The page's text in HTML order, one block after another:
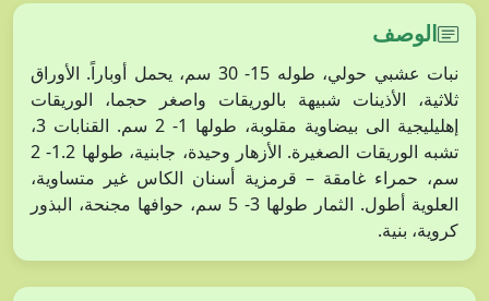
الوصف
نبات عشبي حولي، طوله 15- 30 سم، يحمل أوباراً. الأوراق
ثلاثية، الأذينات شبيهة بالوريقات واصغر حجما، الوريقات
إهليليجية الى بيضاوية مقلوبة، طولها 1- 2 سم. القنابات 3،
تشبه الوريقات الصغيرة. الأزهار وحيدة، جابنية، طولها 1.2- 2
سم، حمراء غامقة – قرمزية أسنان الكاس غير متساوية،
العلوية أطول. الثمار طولها 3- 5 سم، حوافها مجنحة، البذور
كروية، بنية.